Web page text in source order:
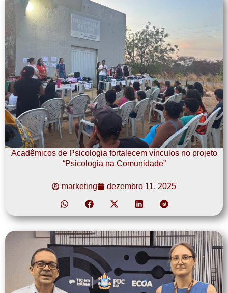
Acadêmicos de Psicologia fortalecem vínculos no projeto
“Psicologia na Comunidade”
marketing dezembro 11, 2025